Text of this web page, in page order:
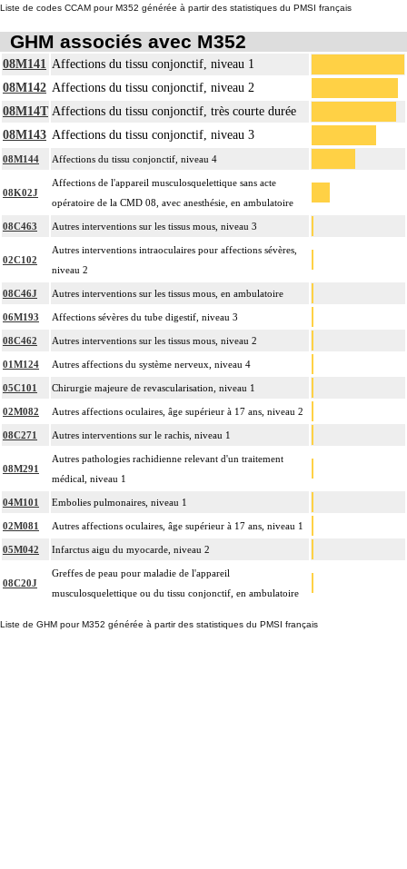
Liste de codes CCAM pour M352 générée à partir des statistiques du PMSI français
GHM associés avec M352
08M141 Affections du tissu conjonctif, niveau 1
08M142 Affections du tissu conjonctif, niveau 2
08M14T Affections du tissu conjonctif, très courte durée
08M143 Affections du tissu conjonctif, niveau 3
08M144 Affections du tissu conjonctif, niveau 4
08K02J
Affections de l'appareil musculosquelettique sans acte
opératoire de la CMD 08, avec anesthésie, en ambulatoire
08C463 Autres interventions sur les tissus mous, niveau 3
02C102
Autres interventions intraoculaires pour affections sévères,
niveau 2
08C46J Autres interventions sur les tissus mous, en ambulatoire
06M193 Affections sévères du tube digestif, niveau 3
08C462 Autres interventions sur les tissus mous, niveau 2
01M124 Autres affections du système nerveux, niveau 4
05C101 Chirurgie majeure de revascularisation, niveau 1
02M082 Autres affections oculaires, âge supérieur à 17 ans, niveau 2
08C271 Autres interventions sur le rachis, niveau 1
08M291
Autres pathologies rachidienne relevant d'un traitement
médical, niveau 1
04M101 Embolies pulmonaires, niveau 1
02M081 Autres affections oculaires, âge supérieur à 17 ans, niveau 1
05M042 Infarctus aigu du myocarde, niveau 2
08C20J
Greffes de peau pour maladie de l'appareil
musculosquelettique ou du tissu conjonctif, en ambulatoire
Liste de GHM pour M352 générée à partir des statistiques du PMSI français